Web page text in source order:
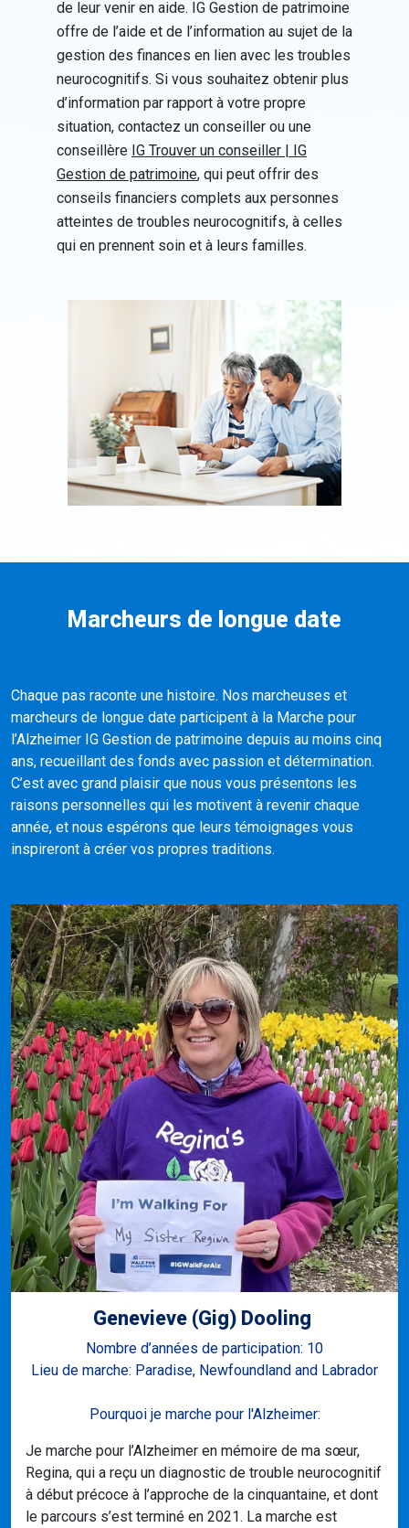
de leur venir en aide. IG Gestion de patrimoine
offre de l’aide et de l’information au sujet de la
gestion des finances en lien avec les troubles
neurocognitifs. Si vous souhaitez obtenir plus
d’information par rapport à votre propre
situation, contactez un conseiller ou une
conseillère IG Trouver un conseiller | IG
Gestion de patrimoine, qui peut offrir des
conseils financiers complets aux personnes
atteintes de troubles neurocognitifs, à celles
qui en prennent soin et à leurs familles.
Marcheurs de longue date
Chaque pas raconte une histoire. Nos marcheuses et
marcheurs de longue date participent à la Marche pour
l’Alzheimer IG Gestion de patrimoine depuis au moins cinq
ans, recueillant des fonds avec passion et détermination.
C’est avec grand plaisir que nous vous présentons les
raisons personnelles qui les motivent à revenir chaque
année, et nous espérons que leurs témoignages vous
inspireront à créer vos propres traditions.
Genevieve (Gig) Dooling ​
Nombre d’années de participation: 10
Lieu de marche: Paradise, Newfoundland and Labrador
Pourquoi je marche pour l'Alzheimer:
Je marche pour l’Alzheimer en mémoire de ma sœur,
Regina, qui a reçu un diagnostic de trouble neurocognitif
à début précoce à l’approche de la cinquantaine, et dont
le parcours s’est terminé en 2021. La marche est